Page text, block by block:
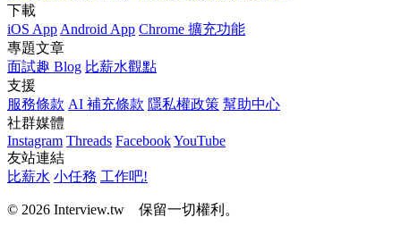
下載
iOS App Android App Chrome 擴充功能
專題文章
面試趣 Blog 比薪水觀點
支援
服務條款 AI 補充條款 隱私權政策 幫助中心
社群媒體
Instagram Threads FacebookYouTube
友站連結
比薪水 小任務 工作吧!
© 2026 Interview.tw 保留一切權利。